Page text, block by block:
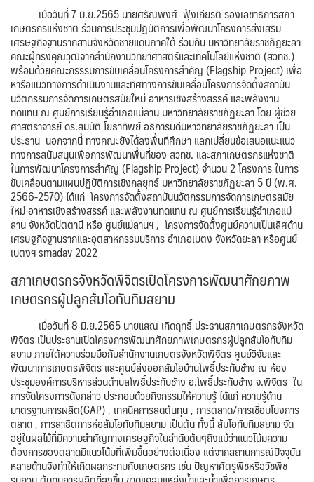
เมื่อวันที่ 7 มิ.ย.2565 นายศรัณพงศ์ ฟุ้งเกียรติ รองเลขาธิการสภา
เกษตรกรแห่งชาติ ร่วมการประชุมปฏิบัติการเพื่อพัฒนาโครงการส่งเสริม
เศรษฐกิจฐานรากสามจังหวัดชายแดนภาคใต้ ร่วมกับ มหาวิทยาลัยราชภัฏยะลา
คณะผู้ทรงคุณวุฒิจากสำนักงานวิทยาศาสตร์และเทคโนโลยีแห่งชาติ (สวทช.)
พร้อมด้วยคณะกรรรมการขับเคลื่อนโครงการสำคัญ (Flagship Project) เพื่อ
หารือแนวทางการดำเนินงานและทิศทางการขับเคลื่อนโครงการจัดตั้งสถาบัน
นวัตกรรมการจัดการเกษตรสมัยใหม่ อาหารเชิงสร้างสรรค์ และพลังงาน
ทดแทน ณ ศูนย์การเรียนรู้อำเภอแม่ลาน มหาวิทยาลัยราชภัฏยะลา โดย ผู้ช่วย
ศาสตราจารย์ ดร.สมบัติ โยธาทิพย์ อธิการบดีมหาวิทยาลัยราชภัฏยะลา เป็น
ประธาน นอกจากนี้ ทางคณะยังได้ลงพื้นที่ศึกษา แลกเปลี่ยนข้อเสนอแนะแนว
ทางการสนับสนุนเพื่อการพัฒนาพื้นที่ของ สวทช. และสภาเกษตรกรแห่งชาติ
ในการพัฒนาโครงการสำคัญ (Flagship Project) จำนวน 2 โครงการ ในการ
ขับเคลื่อนตามแผนปฏิบัติการเชิงกลยุทธ์ มหาวิทยาลัยราชภัฏยะลา 5 ปี (พ.ศ.
2566-2570) ได้แก่ โครงการจัดตั้งสถาบันนวัตกรรมการจัดการเกษตรสมัย
ใหม่ อาหารเชิงสร้างสรรค์ และพลังงานทดแทน ณ ศูนย์การเรียนรู้อำเภอแม่
ลาน จังหวัดปัตตานี หรือ ศูนย์แม่ลานฯ , โครงการจัดตั้งศูนย์ความเป็นเลิศด้าน
เศรษฐกิจฐานรากและอุตสาหกรรมบริการ อำเภอเบตง จังหวัดยะลา หรือศูนย์
เบตงฯsmadav 2022
สภาเกษตรกรจังหวัดพิจิตรเปิดโครงการพัฒนาศักยภาพ
เกษตรกรผู้ปลูกส้มโอทับทิมสยาม
เมื่อวันที่ 8 มิ.ย.2565 นายแสณ เกิดฤทธิ์ ประธานสภาเกษตรกรจังหวัด
พิจิตร เป็นประธานเปิดโครงการพัฒนาศักยภาพเกษตรกรผู้ปลูกส้มโอทับทิม
สยาม ภายใต้ความร่วมมือกับสำนักงานเกษตรจังหวัดพิจิตร ศูนย์วิจัยและ
พัฒนาการเกษตรพิจิตร และศูนย์ส่งออกส้มโอบ้านโพธิ์ประทับช้าง ณ ห้อง
ประชุมองค์การบริหารส่วนตำบลโพธิ์ประทับช้าง อ.โพธิ์ประทับช้าง จ.พิจิตร ใน
การจัดโครงการดังกล่าว ประกอบด้วยกิจกรรมให้ความรู้ ได้แก่ ความรู้ด้าน
มาตรฐานการผลิต(GAP) , เทคนิคการลดต้นทุน , การตลาด/การเชื่อมโยงการ
ตลาด , การสาธิตการห่อส้มโอทับทิมสยาม เป็นต้น ทั้งนี้ ส้มโอทับทิมสยาม จัด
อยู่ในผลไม้ที่มีความสำคัญทางเศรษฐกิจในลำดับต้นๆถึงแม้ว่าแนวโน้มความ
ต้องการของตลาดมีแนวโน้มที่เพิ่มขึ้นอย่างต่อเนื่อง แต่จากสถานการณ์ปัจจุบัน
หลายด้านจึงทำให้เกิดผลกระทบกับเกษตรกร เช่น ปัญหาศัตรูพืชหรือวัชพืช